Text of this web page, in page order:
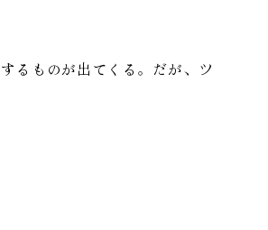
るものが出てくる。だが、ツ